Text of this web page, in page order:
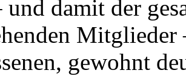
und damit der
gewohnt